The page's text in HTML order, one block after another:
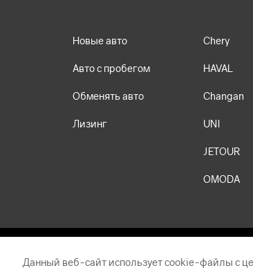
Новые авто
Авто с пробегом
Обменять авто
Лизинг
Chery
HAVAL
Changan
UNI
JETOUR
OMODA
Обращаем ваше внимание на то, что данный
положениями Статьи 437 Гражданского
Данный веб-сайт использует cookie-файлы с